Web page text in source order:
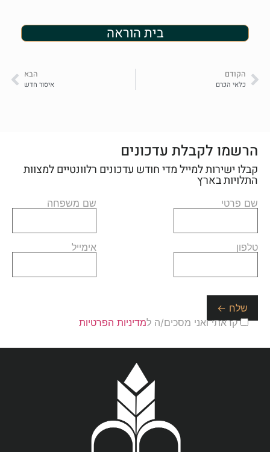
בית הוראה
הקודם
כלאי הכרם
הבא
איסור חדש
הרשמו לקבלת עדכונים
קבלו ישירות למייל מדי חודש עדכונים רלוונטיים למצוות
התלויות בארץ
שם פרטי שם משפחה
טלפון אימייל
קראתי ואני מסכים/ה למדיניות הפרטיות